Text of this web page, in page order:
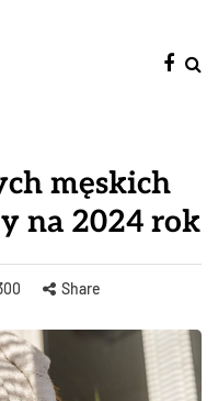
męskich
na 2024 rok
Share